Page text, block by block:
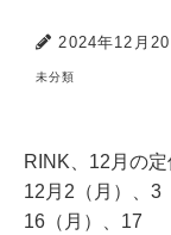
2024年12月20
未分類
RINK、12月の
12月2（月）、3
16（月）、17